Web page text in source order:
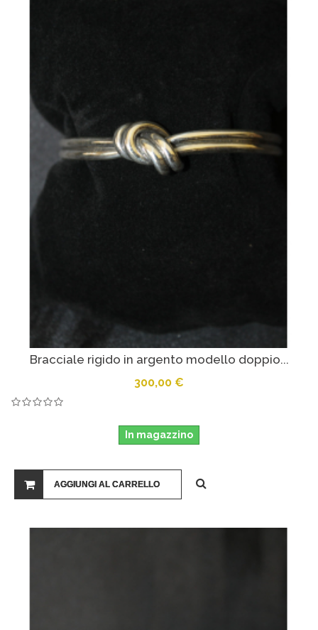
Bracciale rigido in argento modello doppio...
300,00 €
In magazzino
AGGIUNGI AL CARRELLO